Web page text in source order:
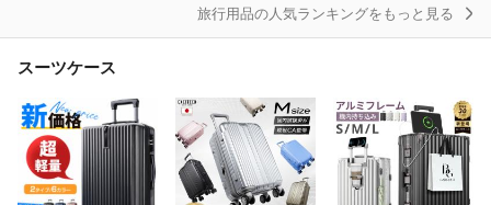
旅行用品の人気ランキングをもっと見る
スーツケース